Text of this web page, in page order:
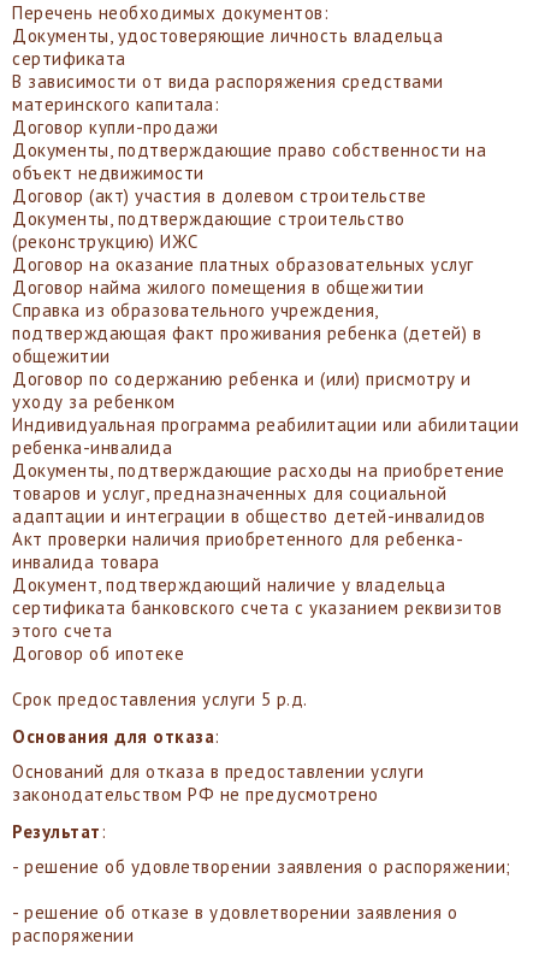
Перечень необходимых документов:
Документы, удостоверяющие личность владельца
сертификата
В зависимости от вида распоряжения средствами
материнского капитала:
Договор купли-продажи
Документы, подтверждающие право собственности на
объект недвижимости
Договор (акт) участия в долевом строительстве
Документы, подтверждающие строительство
(реконструкцию) ИЖС
Договор на оказание платных образовательных услуг
Договор найма жилого помещения в общежитии
Справка из образовательного учреждения,
подтверждающая факт проживания ребенка (детей) в
общежитии
Договор по содержанию ребенка и (или) присмотру и
уходу за ребенком
Индивидуальная программа реабилитации или абилитации
ребенка-инвалида
Документы, подтверждающие расходы на приобретение
товаров и услуг, предназначенных для социальной
адаптации и интеграции в общество детей-инвалидов
Акт проверки наличия приобретенного для ребенка-
инвалида товара
Документ, подтверждающий наличие у владельца
сертификата банковского счета с указанием реквизитов
этого счета
Договор об ипотеке
Срок предоставления услуги 5 р.д.
Основания для отказа:
Оснований для отказа в предоставлении услуги
законодательством РФ не предусмотрено
Результат:
- решение об удовлетворении заявления о распоряжении;
- решение об отказе в удовлетворении заявления о
распоряжении